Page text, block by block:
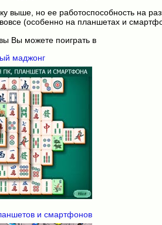
выше, но ее работоспособность на
(особенно на планшетах и
Вы можете поиграть в
маджонг
и смартфонов